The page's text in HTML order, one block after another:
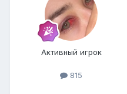
Активный игрок
815